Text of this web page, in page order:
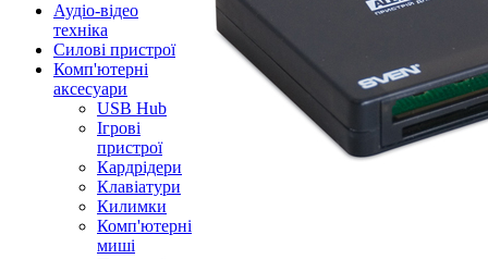
Аудіо-відео
техніка
Силові пристрої
Комп'ютерні
аксесуари
USB Hub
Ігрові
пристрої
Кардрідери
Клавіатури
Килимки
Комп'ютерні
миші